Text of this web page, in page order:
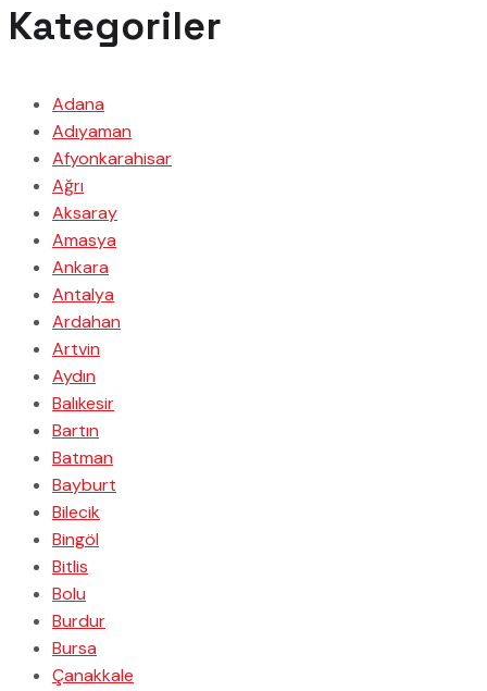
Kategoriler
Adana
Adıyaman
Afyonkarahisar
Ağrı
Aksaray
Amasya
Ankara
Antalya
Ardahan
Artvin
Aydın
Balıkesir
Bartın
Batman
Bayburt
Bilecik
Bingöl
Bitlis
Bolu
Burdur
Bursa
Çanakkale